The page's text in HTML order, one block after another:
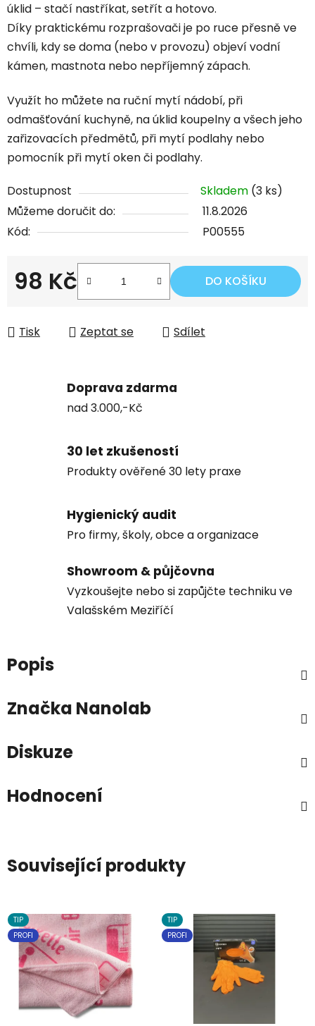
úklid – stačí nastříkat, setřít a hotovo.
Díky praktickému rozprašovači je po ruce přesně ve
chvíli, kdy se doma (nebo v provozu) objeví vodní
kámen, mastnota nebo nepříjemný zápach.
Využít ho můžete na ruční mytí nádobí, při
odmašťování kuchyně, na úklid koupelny a všech jeho
zařizovacích předmětů, při mytí podlahy nebo
pomocník při mytí oken či podlahy.
Dostupnost Skladem (3 ks)
Můžeme doručit do:
11.8.2026
Kód:
P00555
98 Kč
Měrná cena:
DO KOŠÍKU
Tisk Zeptat se Sdílet
Doprava zdarma
nad 3.000,-Kč
30 let zkušeností
Produkty ověřené 30 lety praxe
Hygienický audit
Pro firmy, školy, obce a organizace
Showroom & půjčovna
Vyzkoušejte nebo si zapůjčte techniku ve
Valašském Meziříčí
Popis
Značka Nanolab
Diskuze
Hodnocení
Související produkty
TIP
PROFI
TIP
PROFI